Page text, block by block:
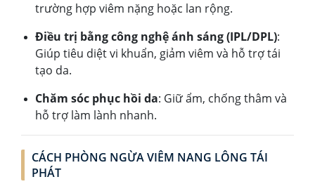
trường hợp viêm nặng hoặc lan rộng.
Điều trị bằng công nghệ ánh sáng (IPL/DPL):
Giúp tiêu diệt vi khuẩn, giảm viêm và hỗ trợ tái
tạo da.
Chăm sóc phục hồi da: Giữ ẩm, chống thâm và
hỗ trợ làm lành nhanh.
CÁCH PHÒNG NGỪA VIÊM NANG LÔNG TÁI
PHÁT